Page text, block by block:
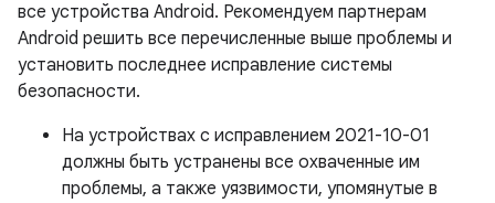
все устройства Android. Рекомендуем партнерам
Android решить все перечисленные выше проблемы и
установить последнее исправление системы
безопасности.
На устройствах с исправлением 2021-10-01
должны быть устранены все охваченные им
проблемы, а также уязвимости, упомянутые в